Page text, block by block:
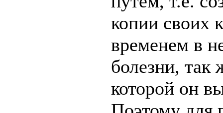
копии своих
временем в
болезни, так
которой он